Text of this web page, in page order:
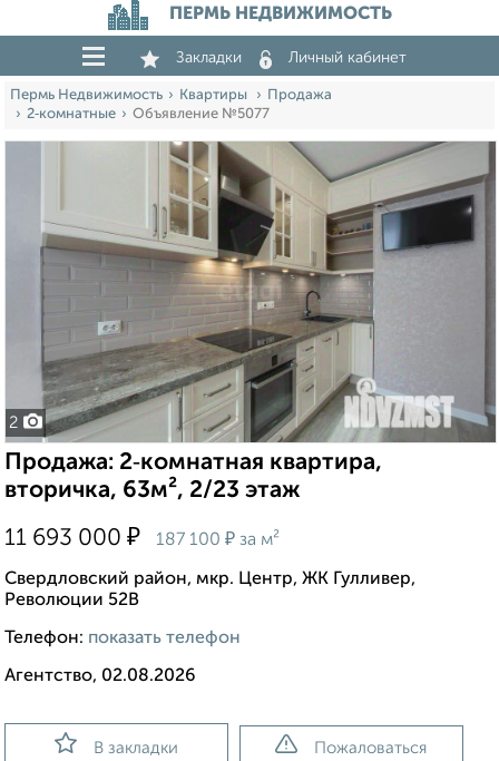
ПЕРМЬ НЕДВИЖИМОСТЬ
Закладки Личный кабинет
Пермь Недвижимость Квартиры
Продажа
2‑комнатные
Объявление №5077
2
Продажа: 2‑комнатная квартира,
вторичка, 63м², 2/23 этаж
11 693 000 ₽ 187 100 ₽ за м²
Свердловский район, мкр. Центр, ЖК Гулливер,
Революции 52В
Телефон: показать телефон
Агентство, 02.08.2026
В закладки Пожаловаться